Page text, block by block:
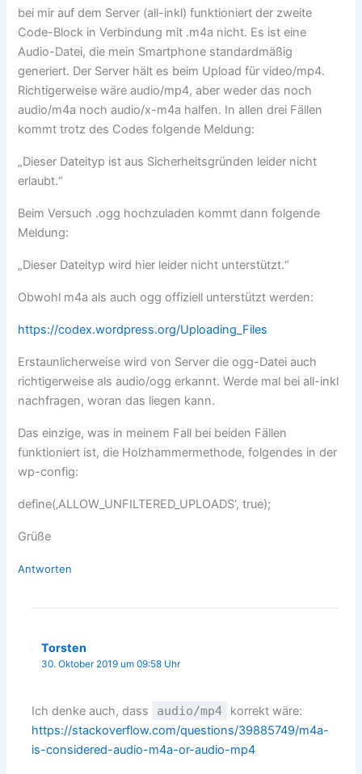
bei mir auf dem Server (all-inkl) funktioniert der zweite
Code-Block in Verbindung mit .m4a nicht. Es ist eine
Audio-Datei, die mein Smartphone standardmäßig
generiert. Der Server hält es beim Upload für video/mp4.
Richtigerweise wäre audio/mp4, aber weder das noch
audio/m4a noch audio/x-m4a halfen. In allen drei Fällen
kommt trotz des Codes folgende Meldung:
„Dieser Dateityp ist aus Sicherheitsgründen leider nicht
erlaubt.“
Beim Versuch .ogg hochzuladen kommt dann folgende
Meldung:
„Dieser Dateityp wird hier leider nicht unterstützt.“
Obwohl m4a als auch ogg offiziell unterstützt werden:
https://codex.wordpress.org/Uploading_Files
Erstaunlicherweise wird von Server die ogg-Datei auch
richtigerweise als audio/ogg erkannt. Werde mal bei all-inkl
nachfragen, woran das liegen kann.
Das einzige, was in meinem Fall bei beiden Fällen
funktioniert ist, die Holzhammermethode, folgendes in der
wp-config:
define(‚ALLOW_UNFILTERED_UPLOADS‘, true);
Grüße
Antworten
Torsten
30. Oktober 2019 um 09:58 Uhr
Ich denke auch, dass audio/mp4
korrekt wäre:
https://stackoverflow.com/questions/39885749/m4a-
is-considered-audio-m4a-or-audio-mp4